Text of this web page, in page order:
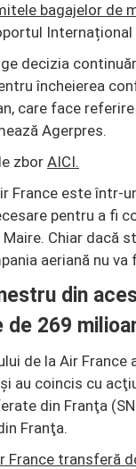
bagajelor de
Internațional
decizia
încheierea
care face
Agerpres.
zbor AICI.
France este într-
pentru a fi
Maire. Chiar dacă
aeriană nu
din
269
de la Air
au coincis cu
din Franţa
Franţa.
France transferă